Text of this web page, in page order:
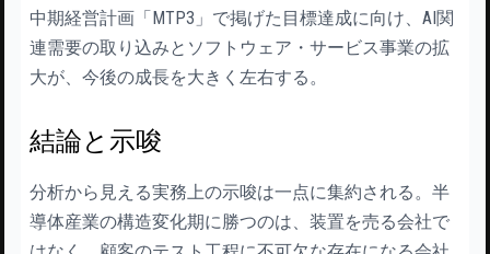
中期経営計画「MTP3」で掲げた目標達成に向け、AI関
連需要の取り込みとソフトウェア・サービス事業の拡
大が、今後の成長を大きく左右する。
結論と示唆
分析から見える実務上の示唆は一点に集約される。半
導体産業の構造変化期に勝つのは、装置を売る会社で